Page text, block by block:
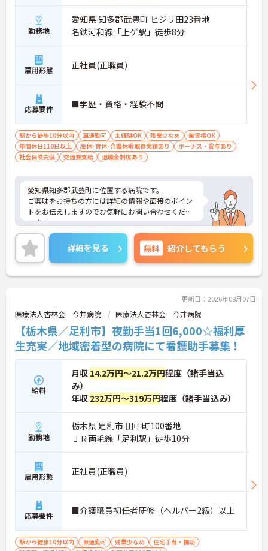
勤務地
愛知県 知多郡武豊町 ヒジリ田23番地
名鉄河和線「上ゲ駅」徒歩8分
雇用形態 正社員(正職員)
応募要件 ■学歴・資格・経験不問
駅から徒歩10分以内 車通勤可 未経験OK 残業少なめ
無資格OK
年間休日110日以上
産休･育休･介護休暇取得実績あり
ボーナス・賞与あり
社会保険完備
交通費支給 退職金制度あり
愛知県知多郡武豊町に位置する病院です。
ご興味をお持ちの方には詳細の情報や面接のポイン
トをお伝えしますのでお気軽にお問い合わせくださ
いませ。
詳細を見る 無料 紹介してもらう
更新日：2026年08月07日
医療法人杏林会 今井病院 医療法人杏林会 今井病院
【栃木県／足利市】夜勤手当1回6,000☆福利厚
生充実／地域密着型の病院にて看護助手募集！
給料
月収 14.2万円～21.2万円程度（諸手当込
み）
年収 232万円～319万円程度（諸手当込み）
勤務地
栃木県 足利市 田中町100番地
ＪＲ両毛線「足利駅」徒歩10分
雇用形態 正社員(正職員)
応募要件 ■介護職員初任者研修（ヘルパー2級）以上
駅から徒歩10分以内 車通勤可 残業少なめ
住宅手当・補助